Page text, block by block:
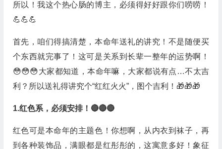
所以！我这个热心肠的博主，必须得好好跟你们唠唠！
💪💪💪
首先，咱们得搞清楚，本命年送礼的讲究！不是随便买
个东西就完事了！这可是关系到长辈一整年的运势啊！
😳😳😳大家都知道，本命年嘛，大家都说有点…不太吉
利？所以送礼得讲究个“红红火火”，图个吉利！🎁🎁🎁
1.红色系，必须安排！🔴🔴🔴
红色可是本命年的主题色！你想啊，从内衣到袜子，再
到各种装饰品，满眼都是红彤彤的，这寓意多好！象征